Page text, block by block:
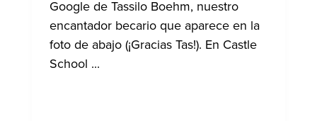
Google de Tassilo Boehm, nuestro
encantador becario que aparece en la
foto de abajo (¡Gracias Tas!). En Castle
School ...